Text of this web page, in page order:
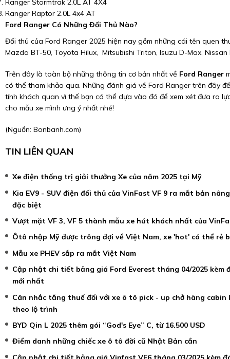
Ranger Stormtrak 2.0L AT 4X4
Ranger Raptor 2.0L 4x4 AT
Ford Ranger Có Những Đối Thủ Nào?
Đối thủ của Ford Ranger 2025 hiện nay gồm những cái tên quen
Mazda BT-50, Toyota Hilux, Mitsubishi Triton, Isuzu D-Max,
Trên đây là toàn bộ những thông tin cơ bản nhất về Ford Ranger
có thể tham khảo qua. Những đánh giá về Ford Ranger trên đây
tính khách quan vì thế bạn có thể dựa vào đó để xem xét đưa ra
cho mẫu xe mình ưng ý nhất nhé!
(Nguồn: Bonbanh.com)
TIN LIÊN QUAN
Xe điện thống trị giải thưởng Xe của năm 2025 tại Mỹ
Kia EV9 - SUV điện đối thủ của VinFast VF 9 ra mắt bản
đặc biệt
Vượt mặt VF 3, VF 5 thành mẫu xe hút khách nhất của
Ôtô nhập Mỹ được trông đợi về Việt Nam, xe 'hot' có thể rẻ
Mẫu xe PHEV sắp ra mắt Việt Nam
Cập nhật chi tiết bảng giá Ford Everest tháng 04/2025 kèm
mới nhất
Cân nhắc tăng thuế đối với xe ô tô pick - up chở hàng cabin
theo lộ trình
BYD Qin L 2025 thêm gói “God's Eye” C, từ 16.500 USD
Điểm danh những chiếc xe ô tô đời cũ Nhật Bản cần